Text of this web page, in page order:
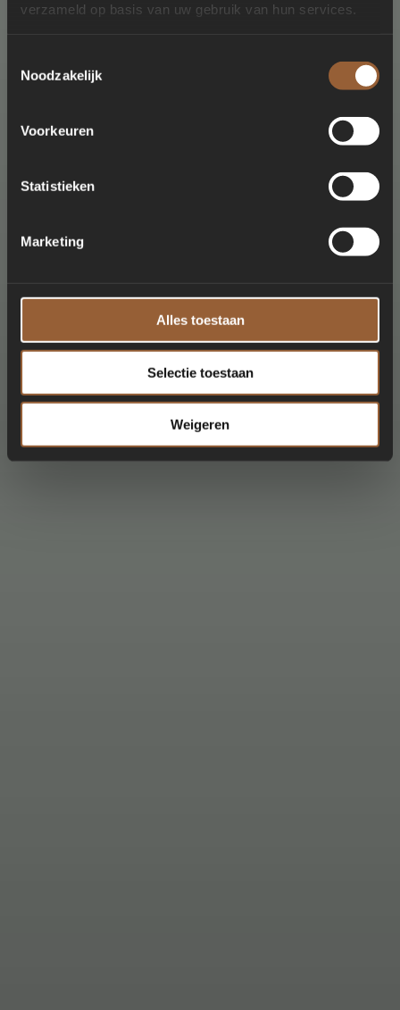
verzameld op basis van uw gebruik van hun services.
Noodzakelijk
Voorkeuren
Statistieken
Marketing
Alles toestaan
Selectie toestaan
Weigeren